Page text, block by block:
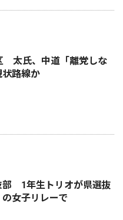
太氏、中道「離党しな
路線か
部 1年生トリオが県選抜
女子リレーで